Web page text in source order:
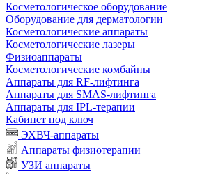
Косметологическое оборудование
Оборудование для дерматологии
Косметологические аппараты
Косметологические лазеры
Физиоаппараты
Косметологические комбайны
Аппараты для RF-лифтинга
Аппараты для SMAS-лифтинга
Аппараты для IPL-терапии
Кабинет под ключ
ЭХВЧ-аппараты
Аппараты физиотерапии
УЗИ аппараты